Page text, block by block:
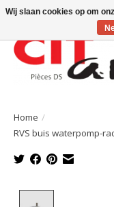
Home /
RVS buis waterpomp-
Wij slaan cookies op om